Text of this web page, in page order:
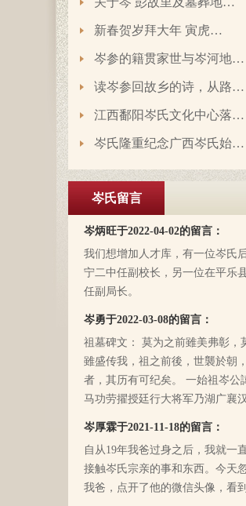
新春贺岁拜大年 寅虎…
岑参的籍贯家世与岑河地…
读岑参回故乡的诗，从路…
江西鄱阳岑氏文化中心落…
岑氏隆重纪念广西岑氏始…
岑氏留言
岑延旺于2022-10-27的留言：
湖南永州江华岭东一带散布着岑
文革时期族谱被毁，但是按照广
辈说以前跟桂岭一带岑氏族人有
入21世纪后，没联系了……有没有
岑卫东于2022-05-13的留言：
岑氏亲人们，大家好！我是岑卫
于能在这里见到如此多的岑氏亲人
一堂畅所欲言，很是心慰，同时
丝丝的遗憾！因为我还未出生时
（岑定伍）就不在世了，后来妈妈
时候，又遇上文化大革命的浪潮
文化大革命复杂的氛围和我俩兄
小的缘故吧，爸爸（岑国玉）一直
瓶，极少对我们兄妹俩谈起他的
再后来，我爸爸有一天突然得了
快就离我们而去了。我现在只有
爷（岑定伍）有一个兄长，在逃
了（名字不详），之后爷爷就做
意，并雇佣了工人协作 他，听说
意还做得不错（当时那个时代，
于榨取贫下中农的血汗，走资本主
路，政治身份不良，是要受到批
岑炳旺于2022-04-02的留言：
我们想增加人才库，有一位岑氏
宁二中任副校长，另一位在平乐
任副局长。
岑勇于2022-03-08的留言：
祖墓碑文： 莫为之前雖美弗彰，
雖盛传我，祖之前後，世襲於朝
者，其历有可纪矣。 一始祖岑公
马功劳擢授廷行大将军乃湖广襄
军乃溪洞镇也。 一始祖岑公諱永
盟威大将军亦溪洞复镇也。 一始
伯颜。擢授田州中顺大夫试也。
公諱永泰。擢授恩州奉训大夫试
岑厚霖于2021-11-18的留言：
自从19年我爸过身之后，我就一
接触岑氏宗亲的事和东西。今天
我爸，点开了他的微信头像，看